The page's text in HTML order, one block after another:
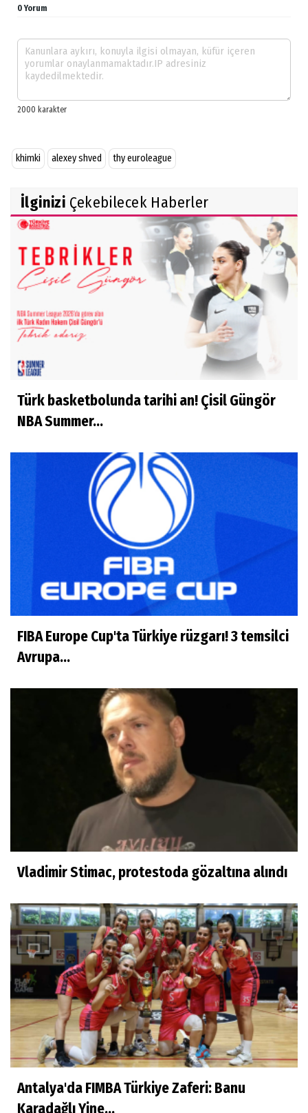
0 Yorum
khimki alexey shved thy euroleague
İlginizi Çekebilecek Haberler
Türk basketbolunda tarihi an! Çisil Güngör
NBA Summer...
FIBA Europe Cup'ta Türkiye rüzgarı! 3 temsilci
Avrupa...
Vladimir Stimac, protestoda gözaltına alındı
Antalya'da FIMBA Türkiye Zaferi: Banu
Karadağlı Yine...